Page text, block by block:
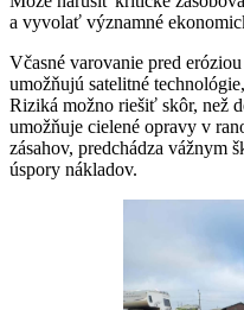
a vyvolať významné
Včasné varovanie pred
umožňujú satelitné
Riziká možno riešiť skôr, než
umožňuje cielené opravy v
zásahov, predchádza vážnym
úspory nákladov.